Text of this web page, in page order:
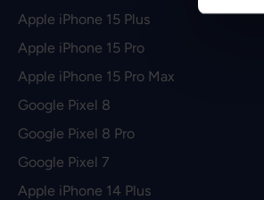
Apple iPhone 15 Plus
Apple iPhone 15 Pro
Apple iPhone 15 Pro Max
Google Pixel 8
Google Pixel 8 Pro
Google Pixel 7
Apple iPhone 14 Plus